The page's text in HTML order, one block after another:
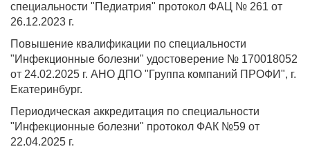
специальности "Педиатрия" протокол ФАЦ № 261 от
26.12.2023 г.
Повышение квалификации по специальности
"Инфекционные болезни" удостоверение № 170018052
от 24.02.2025 г. АНО ДПО "Группа компаний ПРОФИ", г.
Екатеринбург.
Периодическая аккредитация по специальности
"Инфекционные болезни" протокол ФАК №59 от
22.04.2025 г.